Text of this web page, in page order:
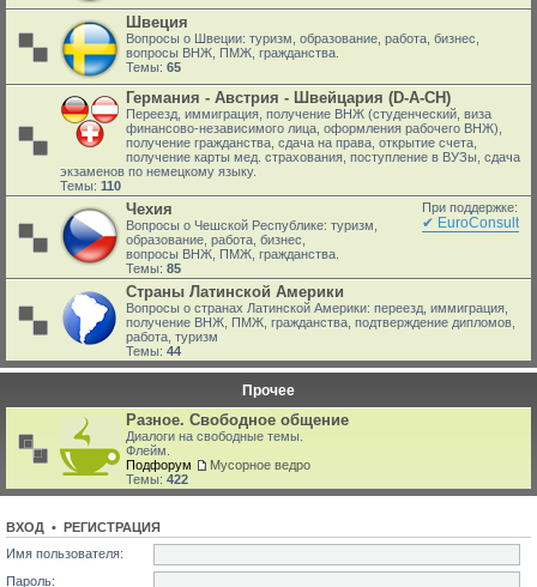
Швеция
Вопросы о Швеции: туризм, образование, работа, бизнес,
вопросы ВНЖ, ПМЖ, гражданства.
Темы: 65
Германия - Австрия - Швейцария (D-A-CH)
Переезд, иммиграция, получение ВНЖ (студенческий, виза
финансово-независимого лица, оформления рабочего ВНЖ),
получение гражданства, сдача на права, открытие счета,
получение карты мед. страхования, поступление в ВУЗы, сдача
экзаменов по немецкому языку.
Темы: 110
При поддержке:
✔ EuroConsult
Чехия
Вопросы о Чешской Республике: туризм,
образование, работа, бизнес,
вопросы ВНЖ, ПМЖ, гражданства.
Темы: 85
Страны Латинской Америки
Вопросы о странах Латинской Америки: переезд, иммиграция,
получение ВНЖ, ПМЖ, гражданства, подтверждение дипломов,
работа, туризм
Темы: 44
Прочее
Разное. Свободное общение
Диалоги на свободные темы.
Флейм.
Подфорум
Мусорное ведро
Темы: 422
ВХОД • РЕГИСТРАЦИЯ
Имя пользователя:
Пароль: